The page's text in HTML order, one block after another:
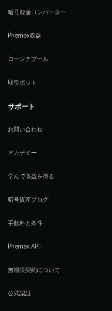
暗号資産コンバーター
Phemex収益
ローンチプール
取引ボット
サポート
お問い合わせ
アカデミー
学んで収益を得る
暗号資産ブログ
手数料と条件
Phemex API
無期限契約について
公式認証